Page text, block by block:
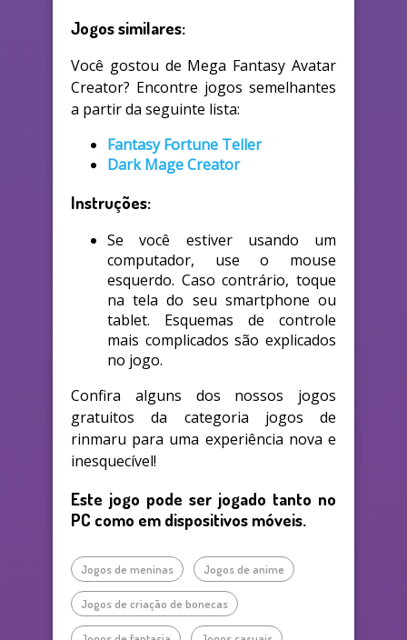
Jogos similares:
Você gostou de Mega Fantasy Avatar
Creator? Encontre jogos semelhantes
a partir da seguinte lista:
Fantasy Fortune Teller
Dark Mage Creator
Instruções:
Se você estiver usando um
computador, use o mouse
esquerdo. Caso contrário, toque
na tela do seu smartphone ou
tablet. Esquemas de controle
mais complicados são explicados
no jogo.
Confira alguns dos nossos jogos
gratuitos da categoria jogos de
rinmaru para uma experiência nova e
inesquecível!
Este jogo pode ser jogado tanto no
PC como em dispositivos móveis.
Jogos de meninas Jogos de anime
Jogos de criação de bonecas